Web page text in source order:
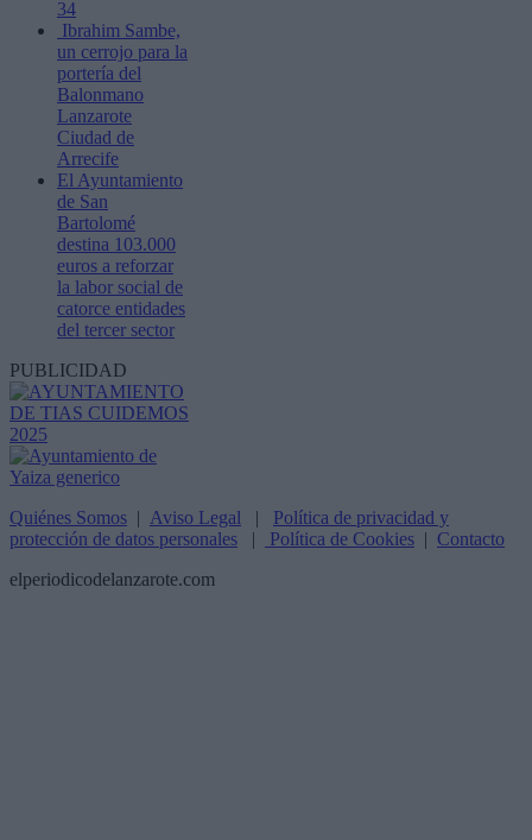
34
Ibrahim Sambe,
un cerrojo para la
portería del
Balonmano
Lanzarote
Ciudad de
Arrecife
El Ayuntamiento
de San
Bartolomé
destina 103.000
euros a reforzar
la labor social de
catorce entidades
del tercer sector
PUBLICIDAD
Quiénes Somos | Aviso Legal | Política de privacidad y
protección de datos personales | Política de Cookies | Contacto
elperiodicodelanzarote.com